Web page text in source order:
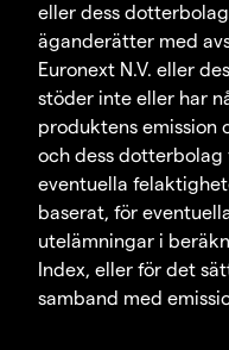
eller dess
äganderätter med
Euronext N.V. eller
stöder inte eller har
produktens emission
och dess
eventuella
baserat, för
utelämningar i
Index, eller för det
samband med